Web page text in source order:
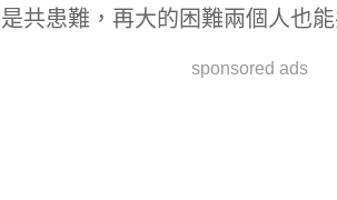
是共患難，再大的困難兩個人也能
sponsored ads